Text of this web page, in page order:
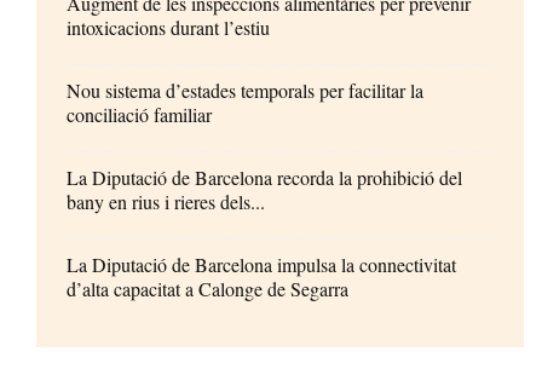
intoxicacions durant l’estiu
Nou sistema d’estades temporals per facilitar la
conciliació familiar
La Diputació de Barcelona recorda la prohibició del
bany en rius i rieres dels...
La Diputació de Barcelona impulsa la connectivitat
d’alta capacitat a Calonge de Segarra